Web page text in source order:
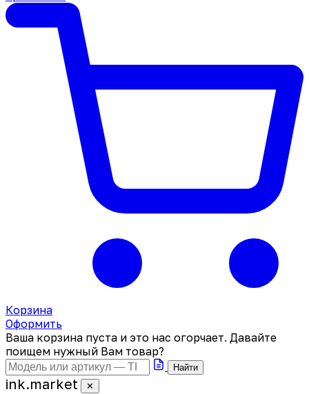
Корзина
Оформить
Ваша корзина пуста и это нас огорчает. Давайте
поищем нужный Вам товар?
Найти
ink.market ✕